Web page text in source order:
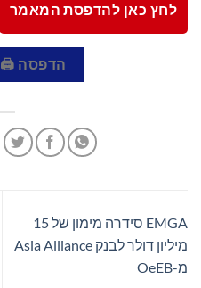
לחץ כאן להדפסת המאמר
הדפסה 🖨
EMGA סידרה מימון של 15
מיליון דולר לבנק Asia Alliance
מ-OeEB